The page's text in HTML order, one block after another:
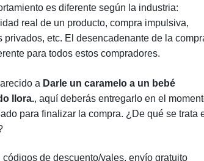
es diferente según la industria:
real de un producto, compra impulsiva,
privados, etc. El desencadenante de la
para todos estos compradores.
a Darle un caramelo a un bebé
llora., aquí deberás entregarlo en el
para finalizar la compra. ¿De qué se trata
códigos de descuento/vales, envío gratuito